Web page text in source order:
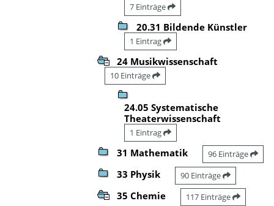
7 Einträge
20.31 Bildende Künstler
1 Eintrag
24 Musikwissenschaft
10 Einträge
24.05 Systematische
Theaterwissenschaft
1 Eintrag
31 Mathematik 96 Einträge
33 Physik 90 Einträge
35 Chemie 117 Einträge